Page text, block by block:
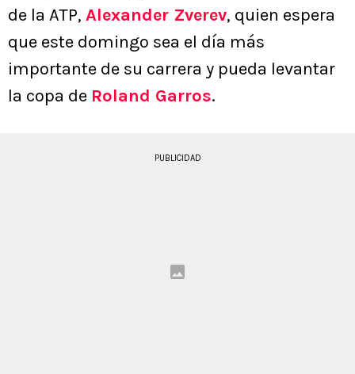
de la ATP, Alexander Zverev, quien espera
que este domingo sea el día más
importante de su carrera y pueda levantar
la copa de Roland Garros.
PUBLICIDAD